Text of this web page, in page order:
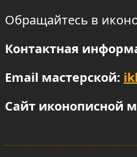
Обращайтесь в
Контактная
Email мастерской:
Сайт иконописной